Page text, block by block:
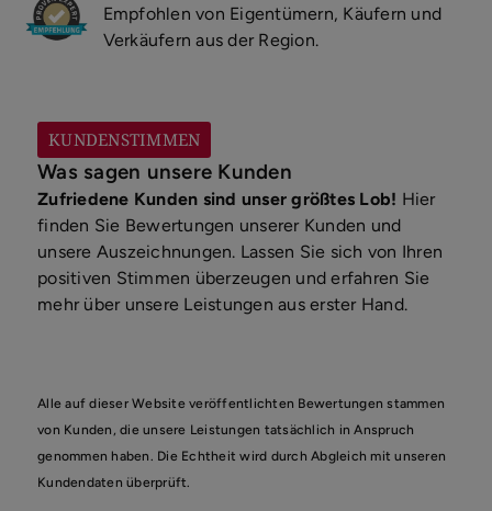
Empfohlen von Eigentümern, Käufern und
Verkäufern aus der Region.
KUNDENSTIMMEN
Was sagen unsere Kunden
Zufriedene Kunden sind unser größtes Lob! Hier
finden Sie Bewertungen unserer Kunden und
unsere Auszeichnungen. Lassen Sie sich von Ihren
positiven Stimmen überzeugen und erfahren Sie
mehr über unsere Leistungen aus erster Hand.
Alle auf dieser Website veröffentlichten Bewertungen stammen
von Kunden, die unsere Leistungen tatsächlich in Anspruch
genommen haben. Die Echtheit wird durch Abgleich mit unseren
Kundendaten überprüft.